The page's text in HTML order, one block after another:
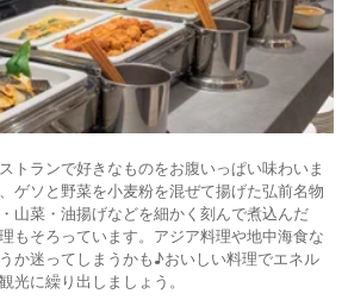
トランで好きなものをお腹いっぱい味わいま
ゲソと野菜を小麦粉を混ぜて揚げた弘前名物
山菜・油揚げなどを細かく刻んで煮込んだ
もそろっています。アジア料理や地中海食な
か迷ってしまうかも♪おいしい料理でエネル
光に繰り出しましょう。